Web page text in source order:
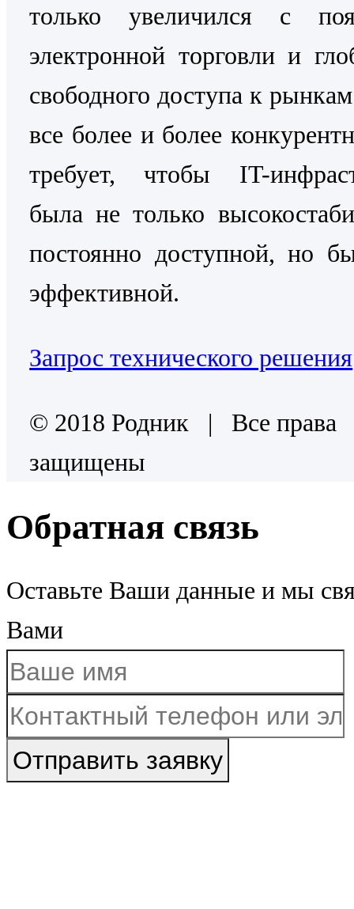
только увеличился с
электронной торговли и
свободного доступа к
все более и более
требует, чтобы IT-
была не только
постоянно доступной, но
эффективной.
Запрос технического решения
© 2018 Родник | Все права
защищены
Обратная связь
Оставьте Ваши данные и мы
Вами